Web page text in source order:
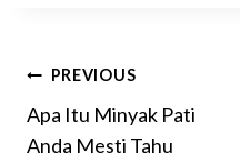
PREVIOUS
Apa Itu Minyak Pati
Anda Mesti Tahu